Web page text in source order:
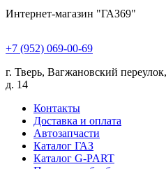
Интернет-магазин "ГАЗ69"
+7 (952) 069-00-69
г. Тверь, Вагжановский переулок,
д. 14
Контакты
Доставка и оплата
Автозапчасти
Каталог ГАЗ
Каталог G-PART